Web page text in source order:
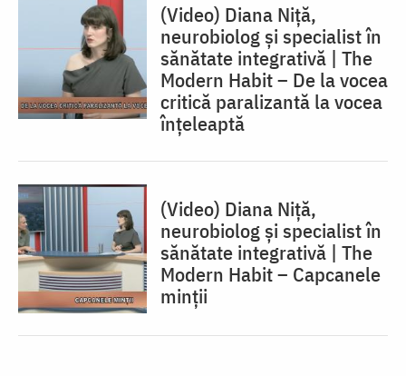
(Video) Diana Niță,
neurobiolog și specialist în
sănătate integrativă | The
Modern Habit – De la vocea
critică paralizantă la vocea
înțeleaptă
(Video) Diana Niță,
neurobiolog și specialist în
sănătate integrativă | The
Modern Habit – Capcanele
minții